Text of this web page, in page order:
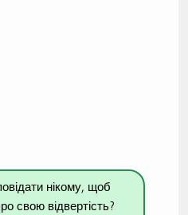
нікому, щоб
свою відвертість?